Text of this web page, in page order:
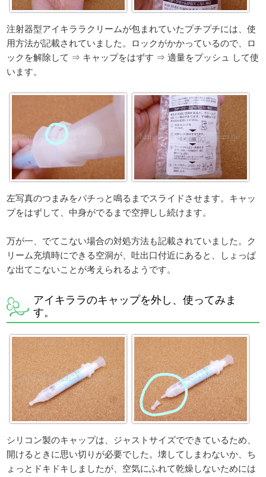
注射器型アイキララクリームが包まれていたプチプチには、使
用方法が記載されていました。ロックがかかっているので、ロ
ックを解除して ⇒ キャップをはずす ⇒ 適量をプッシュ して使
います。
左写真のつまみをパチっと鳴るまでスライドさせます。キャッ
プをはずして、中身がでるまで空押しし続けます。
万が一、でてこない場合の対処方法も記載されていました。ク
リーム充填時にできる空洞が、吐出口付近にあると、しょっぱ
な出てこないことが考えられるようです。
アイキララのキャップを外し、使ってみま
す。
シリコン製のキャップは、ジャストサイズでできているため、
開けるときに思い切りが必要でした。壊してしまわないか、ち
ょっとドキドキしましたが、空気にふれて乾燥しないためには